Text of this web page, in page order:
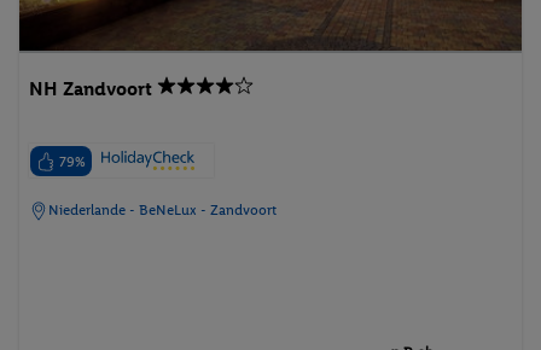
NH Zandvoort
79%
Niederlande - BeNeLux - Zandvoort